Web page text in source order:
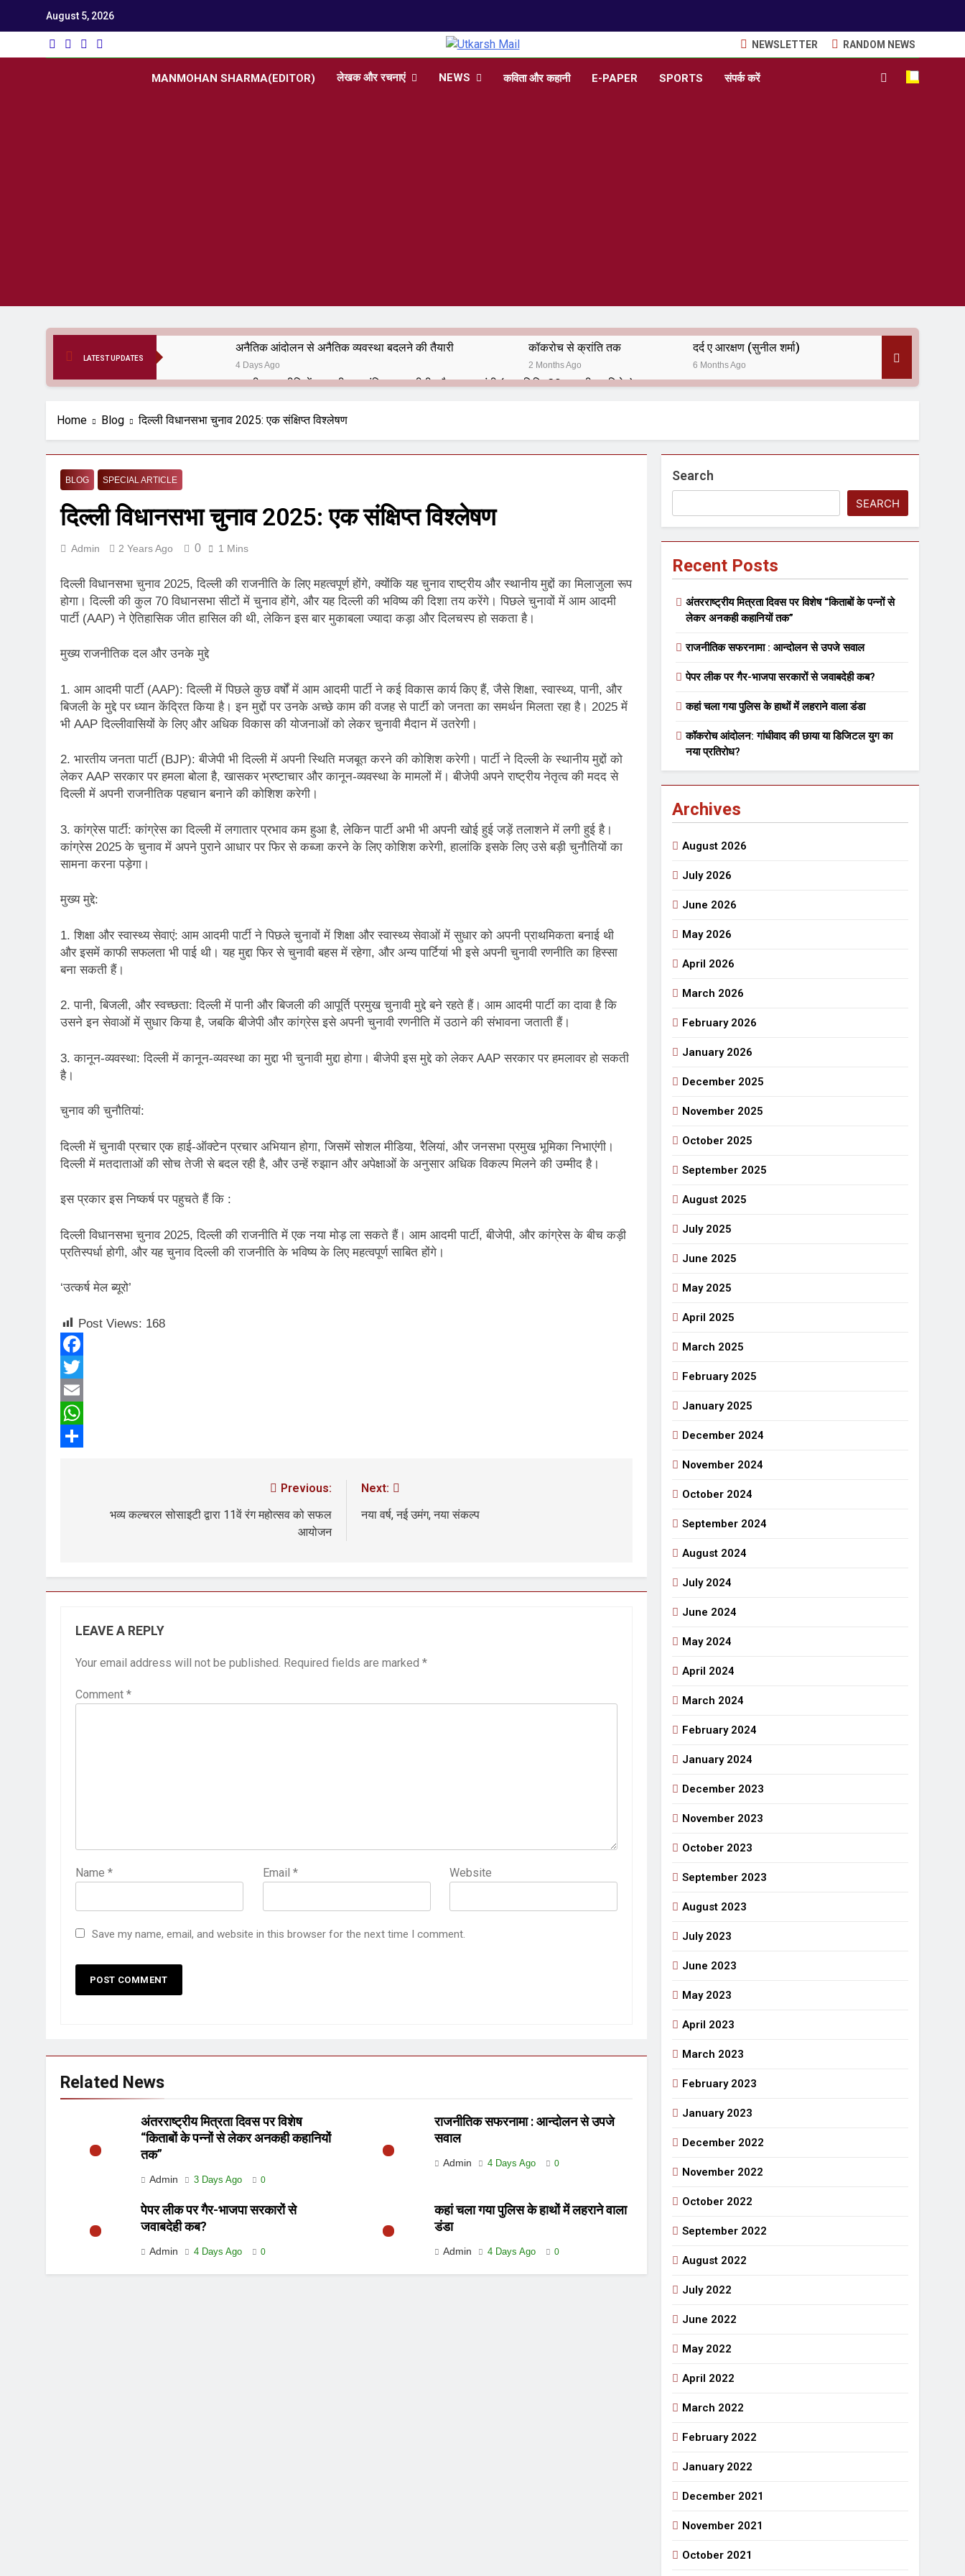
August 5, 2026
Utkarsh Mail
NEWSLETTER RANDOM NEWS
MANMOHAN SHARMA(EDITOR) लेखक और रचनाएं NEWS कविता और कहानी E-PAPER SPORTS संपर्क करें
LATEST UPDATES
अनैतिक आंदोलन से अनैतिक व्यवस्था बदलने की तैयारी
4 Days Ago
कॉकरोच से क्रांति तक
2 Months Ago
दर्द ए आरक्षण (सुनील शर्मा)
6 Months Ago
भारतीय राजनीति में आज भी प्रासांगिक एव अद्वीतीय है महात्मा गांधी (पुण्य तिथि-30 जनवरी पर विशेष)
आर्य समाज मधुबनी बिहार का शताब्दी समारोह
हरियाणा सरकार के बाबा बंदा सिंह बहादुर की स्मृति में स्मारक निर्माण की दिशा में बढ़ते कदम
1 Year Ago
पाकिस्तान और PoK में 9 आतंकी ठिकानों पर भारत ने की एयर स्ट्राइक (ऑपरेशन सिन्दूर)
1 Year Ago
1 Year Ago
धरती पर लौटीं सुनीता विलियम्स: एक ऐतिहासिक वापसी
1 Year Ago
2 Years Ago 2 Years Ago
दिल्ली की फ़िरदौस ख़ान को मिला बेस्ट वालंटियर अवॉर्ड–लाल बिहारी लाल
2 Years Ago
समाज सेवा मे तत्पर दानवीर परिवार
2 Years Ago 3 Years Ago
राम नाम लो प्रेम से – मनमोहन शर्मा ‘शरण’ (सम्पादकीय )
3 Years Ago
विश्व पुस्तक मेले (10-18 फरवरी) में अनुराधा प्रकाशन के स्टाल पर अपनी पुस्तक को प्रदर्शित/विमोचन हेतु संपर्क करें
3 Years Ago
२१वीं सदी में विश्व में हिंदी भाषा की स्वीकृति मत बहाओ खून
3 Years Ago 3 Years Ago
डॉ. अम्बेडकर भारत के भव्यभाल पर एक सुरम्य तिलकहैं श्री हनुमानजी का जन्म महोत्सव का भव्य आयोजन
3 Days Ago
राजनीतिक सफरनामा : आन्दोलन से उपजे सवाल
पेपर लीक पर गैर-भाजपा सरकारों से जवाबदेही कब? कहां चला गया पुलिस के हाथों में लहराने वाला डंडा
कॉकरोच आंदोलन: गांधीवाद की छाया या डिजिटल युग का नया प्रतिरोध? संस्मरण : गर्मी की छुट्टियां और बचपन
Home Blog दिल्ली विधानसभा चुनाव 2025: एक संक्षिप्त विश्लेषण
BLOG SPECIAL ARTICLE
दिल्ली विधानसभा चुनाव 2025: एक संक्षिप्त विश्लेषण
Admin 2 Years Ago 0 1 Mins
दिल्ली विधानसभा चुनाव 2025, दिल्ली की राजनीति के लिए महत्वपूर्ण होंगे, क्योंकि यह चुनाव राष्ट्रीय और स्थानीय मुद्दों का मिलाजुला रूप
होगा। दिल्ली की कुल 70 विधानसभा सीटों में चुनाव होंगे, और यह दिल्ली की भविष्य की दिशा तय करेंगे। पिछले चुनावों में आम आदमी
पार्टी (AAP) ने ऐतिहासिक जीत हासिल की थी, लेकिन इस बार मुकाबला ज्यादा कड़ा और दिलचस्प हो सकता है।
मुख्य राजनीतिक दल और उनके मुद्दे
1. आम आदमी पार्टी (AAP): दिल्ली में पिछले कुछ वर्षों में आम आदमी पार्टी ने कई विकास कार्य किए हैं, जैसे शिक्षा, स्वास्थ्य, पानी, और
बिजली के मुद्दे पर ध्यान केंद्रित किया है। इन मुद्दों पर उनके अच्छे काम की वजह से पार्टी को जनता का समर्थन मिलता रहा है। 2025 में
भी AAP दिल्लीवासियों के लिए और अधिक विकास की योजनाओं को लेकर चुनावी मैदान में उतरेगी।
2. भारतीय जनता पार्टी (BJP): बीजेपी भी दिल्ली में अपनी स्थिति मजबूत करने की कोशिश करेगी। पार्टी ने दिल्ली के स्थानीय मुद्दों को
लेकर AAP सरकार पर हमला बोला है, खासकर भ्रष्टाचार और कानून-व्यवस्था के मामलों में। बीजेपी अपने राष्ट्रीय नेतृत्व की मदद से
दिल्ली में अपनी राजनीतिक पहचान बनाने की कोशिश करेगी।
3. कांग्रेस पार्टी: कांग्रेस का दिल्ली में लगातार प्रभाव कम हुआ है, लेकिन पार्टी अभी भी अपनी खोई हुई जड़ें तलाशने में लगी हुई है।
कांग्रेस 2025 के चुनाव में अपने पुराने आधार पर फिर से कब्जा करने के लिए कोशिश करेगी, हालांकि इसके लिए उसे बड़ी चुनौतियों का
सामना करना पड़ेगा।
मुख्य मुद्दे:
1. शिक्षा और स्वास्थ्य सेवाएं: आम आदमी पार्टी ने पिछले चुनावों में शिक्षा और स्वास्थ्य सेवाओं में सुधार को अपनी प्राथमिकता बनाई थी
और इसमें काफी सफलता भी पाई थी। यह मुद्दा फिर से चुनावी बहस में रहेगा, और अन्य पार्टियां भी इसे अपनी चुनावी रणनीति का हिस्सा
बना सकती हैं।
2. पानी, बिजली, और स्वच्छता: दिल्ली में पानी और बिजली की आपूर्ति प्रमुख चुनावी मुद्दे बने रहते हैं। आम आदमी पार्टी का दावा है कि
उसने इन सेवाओं में सुधार किया है, जबकि बीजेपी और कांग्रेस इसे अपनी चुनावी रणनीति में उठाने की संभावना जताती हैं।
3. कानून-व्यवस्था: दिल्ली में कानून-व्यवस्था का मुद्दा भी चुनावी मुद्दा होगा। बीजेपी इस मुद्दे को लेकर AAP सरकार पर हमलावर हो सकती
है।
चुनाव की चुनौतियां:
दिल्ली में चुनावी प्रचार एक हाई-ऑक्टेन प्रचार अभियान होगा, जिसमें सोशल मीडिया, रैलियां, और जनसभा प्रमुख भूमिका निभाएंगी।
दिल्ली में मतदाताओं की सोच तेजी से बदल रही है, और उन्हें रुझान और अपेक्षाओं के अनुसार अधिक विकल्प मिलने की उम्मीद है।
इस प्रकार इस निष्कर्ष पर पहुचते हैं कि :
दिल्ली विधानसभा चुनाव 2025, दिल्ली की राजनीति में एक नया मोड़ ला सकते हैं। आम आदमी पार्टी, बीजेपी, और कांग्रेस के बीच कड़ी
प्रतिस्पर्धा होगी, और यह चुनाव दिल्ली की राजनीति के भविष्य के लिए महत्वपूर्ण साबित होंगे।
‘उत्कर्ष मेल ब्यूरो’
Post Views: 168
Facebook
Twitter
Email
WhatsApp
Previous:
भव्य कल्चरल सोसाइटी द्वारा 11वें रंग महोत्सव को सफल
आयोजन
Next:
नया वर्ष, नई उमंग, नया संकल्प
LEAVE A REPLY
Your email address will not be published. Required fields are marked *
Comment *
Name * Email * Website
Save my name, email, and website in this browser for the next time I comment.
Related News
अंतरराष्ट्रीय मित्रता दिवस पर विशेष
“किताबों के पन्नों से लेकर अनकही कहानियों
तक”
Admin 3 Days Ago 0
राजनीतिक सफरनामा : आन्दोलन से उपजे
सवाल
Admin 4 Days Ago 0
पेपर लीक पर गैर-भाजपा सरकारों से
जवाबदेही कब?
Admin 4 Days Ago 0
कहां चला गया पुलिस के हाथों में लहराने वाला
डंडा
Admin 4 Days Ago 0
Search
SEARCH
Recent Posts
अंतरराष्ट्रीय मित्रता दिवस पर विशेष “किताबों के पन्नों से
लेकर अनकही कहानियों तक”
राजनीतिक सफरनामा : आन्दोलन से उपजे सवाल
पेपर लीक पर गैर-भाजपा सरकारों से जवाबदेही कब?
कहां चला गया पुलिस के हाथों में लहराने वाला डंडा
कॉकरोच आंदोलन: गांधीवाद की छाया या डिजिटल युग का
नया प्रतिरोध?
Archives
August 2026
July 2026
June 2026
May 2026
April 2026
March 2026
February 2026
January 2026
December 2025
November 2025
October 2025
September 2025
August 2025
July 2025
June 2025
May 2025
April 2025
March 2025
February 2025
January 2025
December 2024
November 2024
October 2024
September 2024
August 2024
July 2024
June 2024
May 2024
April 2024
March 2024
February 2024
January 2024
December 2023
November 2023
October 2023
September 2023
August 2023
July 2023
June 2023
May 2023
April 2023
March 2023
February 2023
January 2023
December 2022
November 2022
October 2022
September 2022
August 2022
July 2022
June 2022
May 2022
April 2022
March 2022
February 2022
January 2022
December 2021
November 2021
October 2021